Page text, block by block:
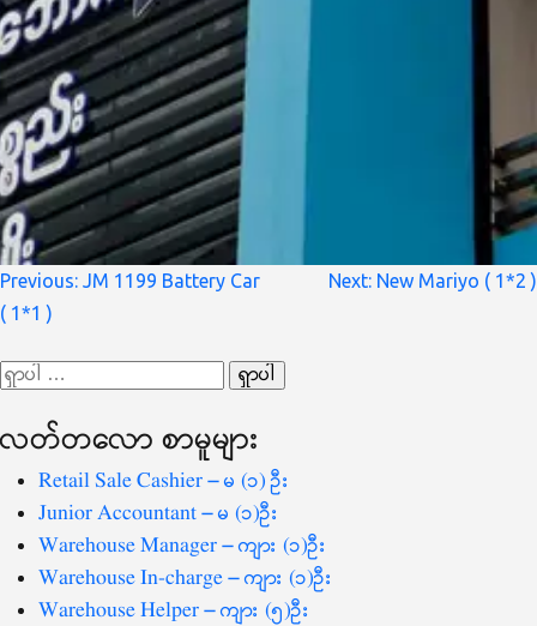
စာမူ
လမ်းကြောင်း
ပြ
Previous: JM 1199 Battery Car
( 1*1 )
Next: New Mariyo ( 1*2 )
ရှာ
စကားလုံး
လတ်တ‌လော စာမူများ
Retail Sale Cashier – မ (၁) ဦး
Junior Accountant – မ (၁)ဦး
Warehouse Manager – ကျား (၁)ဦး
Warehouse In-charge – ကျား (၁)ဦး
Warehouse Helper – ကျား (၅)ဦး